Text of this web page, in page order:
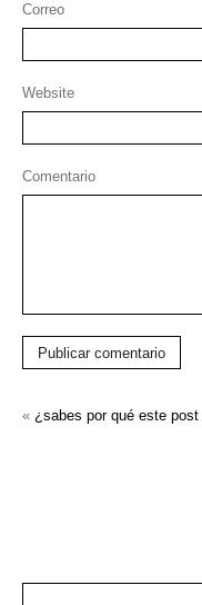
Correo
Website
Comentario
Publicar comentario
« ¿sabes por qué este